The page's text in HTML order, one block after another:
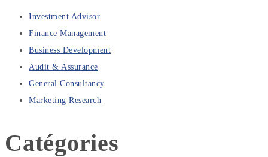
Investment Advisor
Finance Management
Business Development
Audit & Assurance
General Consultancy
Marketing Research
Catégories